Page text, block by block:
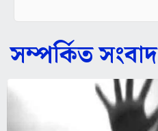
সম্পর্কিত সংবাদ